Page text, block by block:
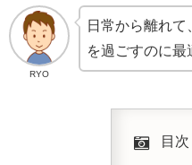
RYO
日常から離れ
を過ごすのに最
目次